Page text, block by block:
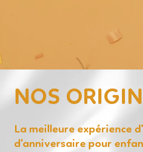
NOS
La meilleure expérience
d'anniversaire pour